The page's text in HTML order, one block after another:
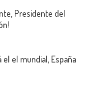
Presidente del
el el mundial, España